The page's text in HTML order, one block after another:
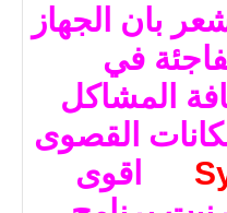
بان الجهاز
في
المشاكل
القصوى
اقوى